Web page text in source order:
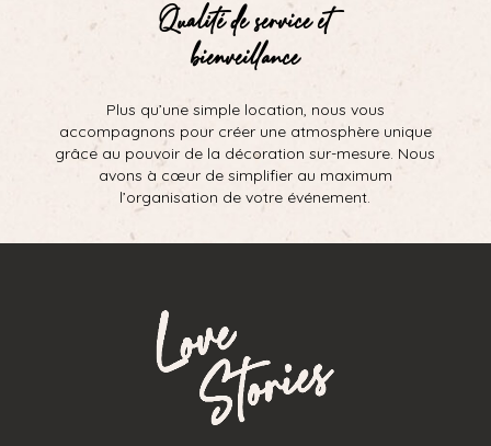
Qualité de service et
bienveillance
Plus qu’une simple location, nous vous
accompagnons pour créer une atmosphère unique
grâce au pouvoir de la décoration sur-mesure. Nous
avons à cœur de simplifier au maximum
l’organisation de votre événement.